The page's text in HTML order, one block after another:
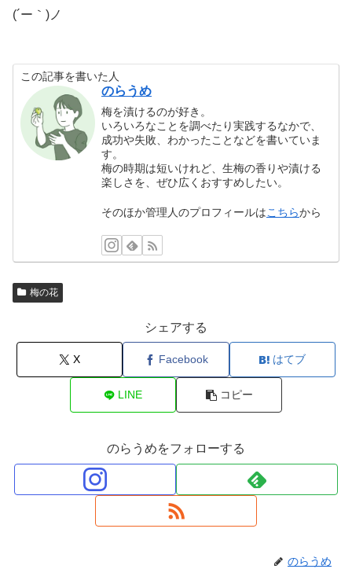
(´ー｀)ノ
この記事を書いた人
のらうめ
梅を漬けるのが好き。
いろいろなことを調べたり実践するなかで、
成功や失敗、わかったことなどを書いていま
す。
梅の時期は短いけれど、生梅の香りや漬ける
楽しさを、ぜひ広くおすすめしたい。
そのほか管理人のプロフィールはこちらから
梅の花
シェアする
X Facebook はてブ
LINE コピー
のらうめをフォローする
のらうめ